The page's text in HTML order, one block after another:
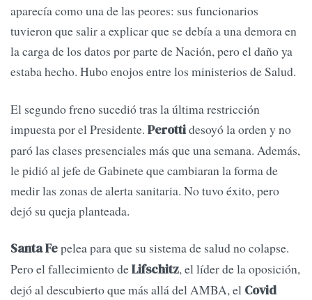
aparecía como una de las peores: sus funcionarios
tuvieron que salir a explicar que se debía a una demora en
la carga de los datos por parte de Nación, pero el daño ya
estaba hecho. Hubo enojos entre los ministerios de Salud.
El segundo freno sucedió tras la última restricción
impuesta por el Presidente. Perottidesoyó la orden y no
paró las clases presenciales más que una semana. Además,
le pidió al jefe de Gabinete que cambiaran la forma de
medir las zonas de alerta sanitaria. No tuvo éxito, pero
dejó su queja planteada.
Santa Fepelea para que su sistema de salud no colapse.
Pero el fallecimiento deLifschitz, el líder de la oposición,
dejó al descubierto que más allá del AMBA, el Covid